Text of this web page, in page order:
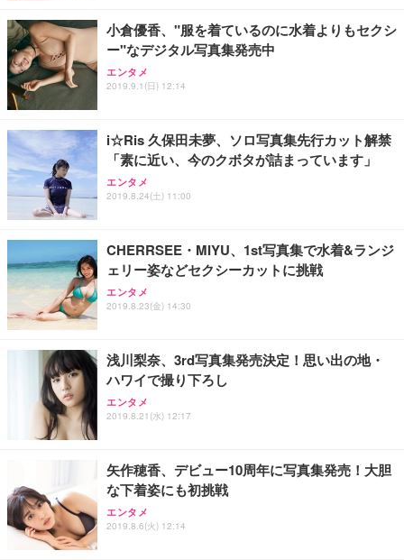
小倉優香、"服を着ているのに水着よりもセクシ
ー"なデジタル写真集発売中
エンタメ
2019.9.1(日) 12:14
i☆Ris 久保田未夢、ソロ写真集先行カット解禁
「素に近い、今のクボタが詰まっています」
エンタメ
2019.8.24(土) 11:00
CHERRSEE・MIYU、1st写真集で水着&ランジ
ェリー姿などセクシーカットに挑戦
エンタメ
2019.8.23(金) 14:30
浅川梨奈、3rd写真集発売決定！思い出の地・
ハワイで撮り下ろし
エンタメ
2019.8.21(水) 12:17
矢作穂香、デビュー10周年に写真集発売！大胆
な下着姿にも初挑戦
エンタメ
2019.8.6(火) 12:14